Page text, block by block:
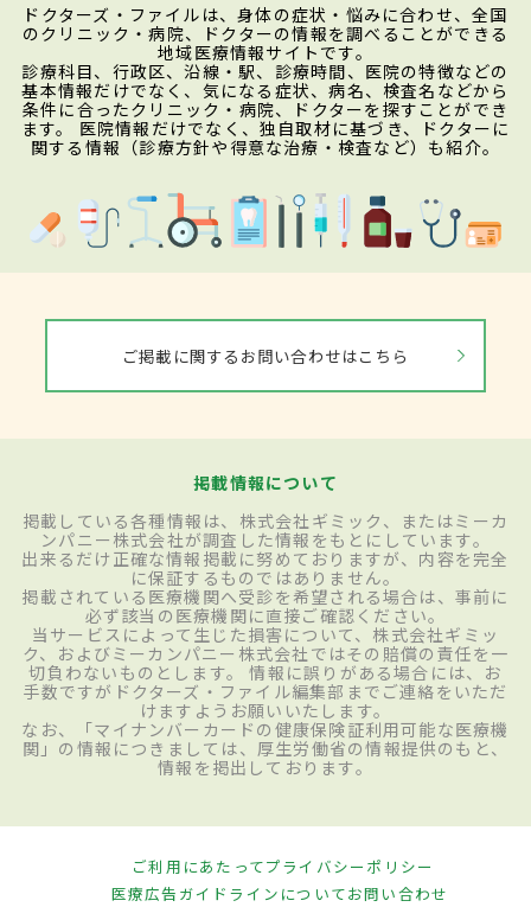
ドクターズ・ファイルは、身体の症状・悩みに合わせ、全国
のクリニック・病院、ドクターの情報を調べることができる
地域医療情報サイトです。
診療科目、行政区、沿線・駅、診療時間、医院の特徴などの
基本情報だけでなく、気になる症状、病名、検査名などから
条件に合ったクリニック・病院、ドクターを探すことができ
ます。 医院情報だけでなく、独自取材に基づき、ドクターに
関する情報（診療方針や得意な治療・検査など）も紹介。
ご掲載に関するお問い合わせはこちら
掲載情報について
掲載している各種情報は、株式会社ギミック、またはミーカ
ンパニー株式会社が調査した情報をもとにしています。
出来るだけ正確な情報掲載に努めておりますが、内容を完全
に保証するものではありません。
掲載されている医療機関へ受診を希望される場合は、事前に
必ず該当の医療機関に直接ご確認ください。
当サービスによって生じた損害について、株式会社ギミッ
ク、およびミーカンパニー株式会社ではその賠償の責任を一
切負わないものとします。 情報に誤りがある場合には、お
手数ですがドクターズ・ファイル編集部までご連絡をいただ
けますようお願いいたします。
なお、「マイナンバーカードの健康保険証利用可能な医療機
関」の情報につきましては、厚生労働省の情報提供のもと、
情報を掲出しております。
ご利用にあたってプライバシーポリシー
医療広告ガイドラインについてお問い合わせ